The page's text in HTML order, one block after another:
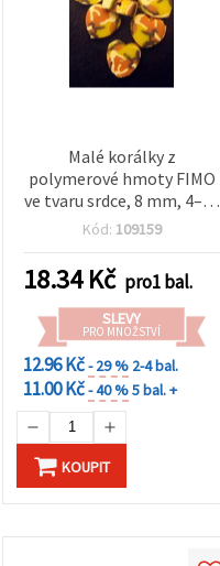
Malé korálky z
polymerové hmoty FIMO
ve tvaru srdce, 8 mm, 4–10
ks
Kód: 109159
18.34Kč pro1 bal.
SLEVY
PRO MNOŽSTVÍ
12.96 Kč- 29 % 2-4 bal.
11.00 Kč- 40 %5 bal. +
KOUPIT